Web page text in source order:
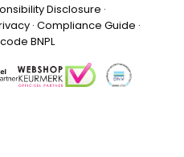
Disclosure ·
· Compliance Guide ·
BNPL